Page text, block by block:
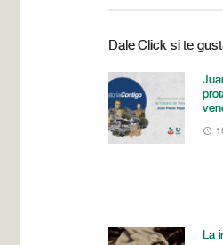
Dale Click si te
La